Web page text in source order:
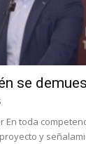
se
En toda
y